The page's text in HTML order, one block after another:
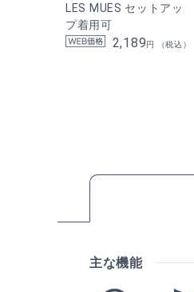
LES MUES セットアッ
プ着用可
2,189円 （税込）
主な機能